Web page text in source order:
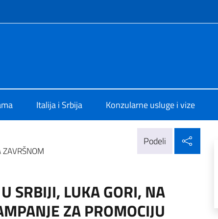
Italija i Srbija Konzularne usluge i vize
ZAVRŠNOM
Podeli
SRBIJI, LUKA GORI, NA
ZA PROMOCIJU